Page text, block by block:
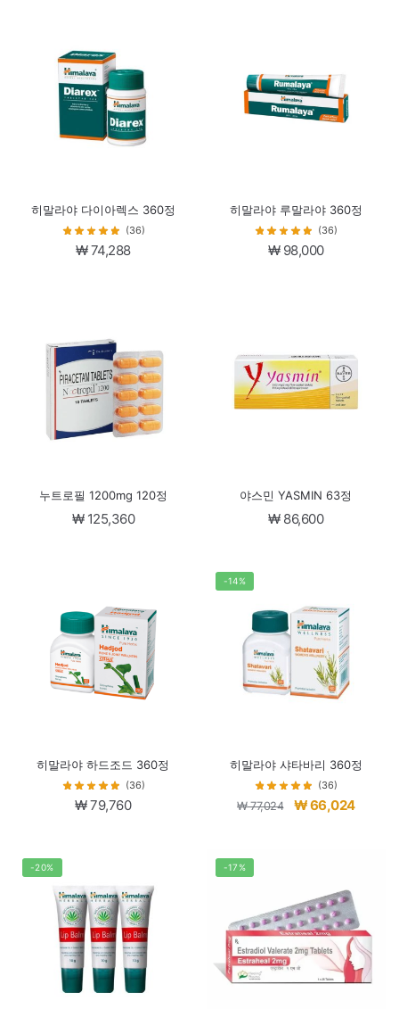
히말라야 다이아렉스 360정
(36)
₩74,288
히말라야 루말라야 360정
(36)
₩98,000
누트로필 1200mg 120정
₩125,360
야스민 YASMIN 63정
₩86,600
히말라야 하드조드 360정
(36)
₩79,760
-14%
히말라야 샤타바리 360정
(36)
₩77,024
원
₩ 77,024.
₩66,024현
-20% -17%